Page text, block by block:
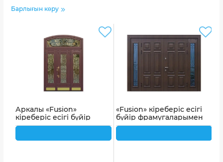
Барлығын көру
Аркалы «Fusion»
кіреберіс есігі бүйір
фрамугаларымен
«Fusion» кіреберіс есігі
бүйір фрамугаларымен